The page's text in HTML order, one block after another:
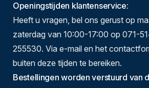
Openingstijden klantenservice:
Heeft u vragen, bel ons gerust op
zaterdag van 10:00-17:00 op 071-
255530. Via e-mail en het
buiten deze tijden te bereiken.
Bestellingen worden verstuurd van